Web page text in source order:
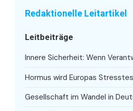
Redaktionelle Leitartikel
Leitbeiträge
Innere Sicherheit: Wenn
Hormus wird Europas
Gesellschaft im Wandel in